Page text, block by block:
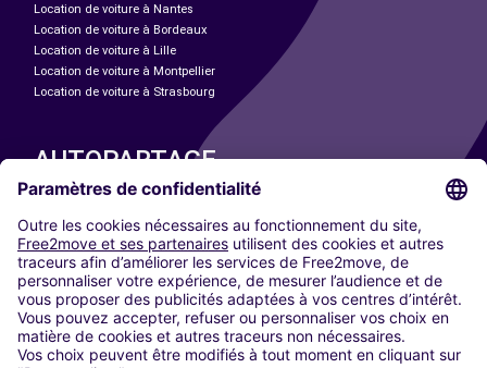
Location de voiture à Nantes
Location de voiture à Bordeaux
Location de voiture à Lille
Location de voiture à Montpellier
Location de voiture à Strasbourg
AUTOPARTAGE
Paris
Madrid
Washington DC
Milan
Rome
Turin
Vienne